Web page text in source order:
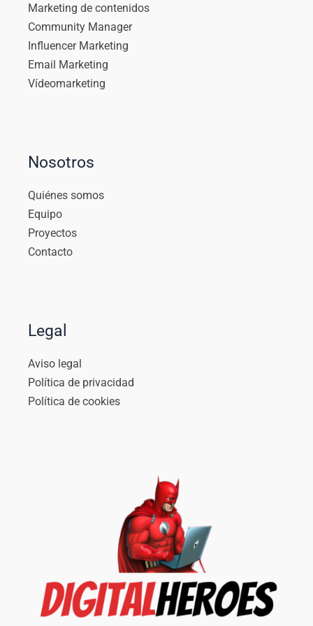
Marketing de contenidos
Community Manager
Influencer Marketing
Email Marketing
Vídeomarketing
Nosotros
Quiénes somos
Equipo
Proyectos
Contacto
Legal
Aviso legal
Política de privacidad
Política de cookies
Instagram
Facebook